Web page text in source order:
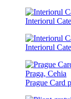
Interiorul
Interiorul
Prague Card